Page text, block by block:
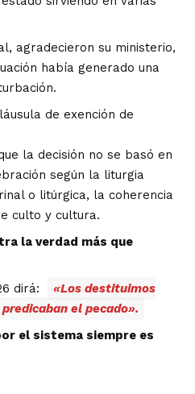
agradecieron su ministerio,
había generado una
de exención de
la decisión no se basó en
según la liturgia
o litúrgica, la coherencia
culto y cultura.
la verdad más que
dirá:
«Los destituimos
el pecado».
el sistema siempre es